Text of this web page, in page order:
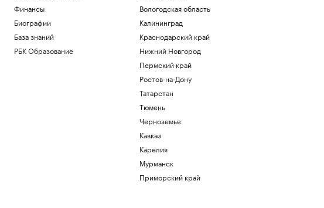
Финансы
Биографии
База знаний
РБК Образование
Вологодская область
Калининград
Краснодарский край
Нижний Новгород
Пермский край
Ростов-на-Дону
Татарстан
Тюмень
Черноземье
Кавказ
Карелия
Мурманск
Приморский край